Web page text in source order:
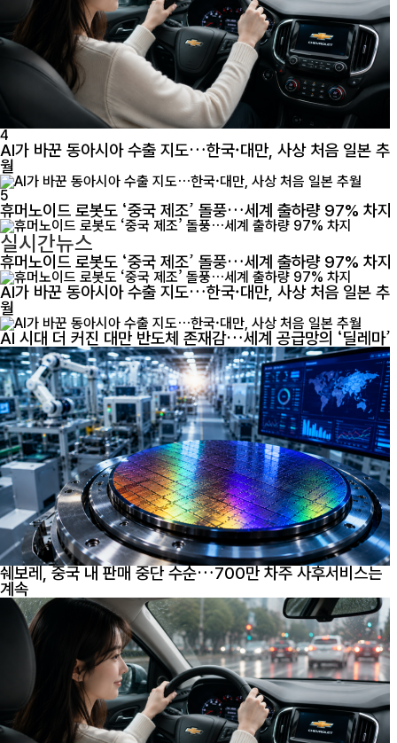
4
AI가 바꾼 동아시아 수출 지도…한국·대만, 사상 처음 일본 추
월
5
휴머노이드 로봇도 ‘중국 제조’ 돌풍…세계 출하량 97% 차지
실시간뉴스
휴머노이드 로봇도 ‘중국 제조’ 돌풍…세계 출하량 97% 차지
AI가 바꾼 동아시아 수출 지도…한국·대만, 사상 처음 일본 추
월
AI 시대 더 커진 대만 반도체 존재감…세계 공급망의 ‘딜레마’
쉐보레, 중국 내 판매 중단 수순…700만 차주 사후서비스는
계속